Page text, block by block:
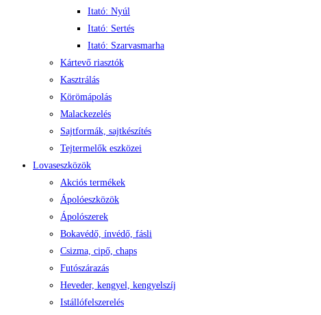
Itató: Nyúl
Itató: Sertés
Itató: Szarvasmarha
Kártevő riasztók
Kasztrálás
Körömápolás
Malackezelés
Sajtformák, sajtkészítés
Tejtermelők eszközei
Lovaseszközök
Akciós termékek
Ápolóeszközök
Ápolószerek
Bokavédő, ínvédő, fásli
Csizma, cipő, chaps
Futószárazás
Heveder, kengyel, kengyelszíj
Istállófelszerelés